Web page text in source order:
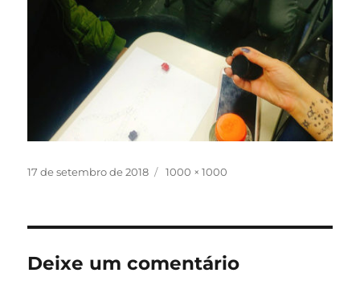
Publicado
17 de setembro de 2018
Tamanho
1000 × 1000
Deixe um comentário